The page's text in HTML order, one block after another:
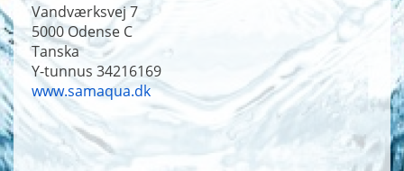
Vandværksvej 7
5000Odense C
Tanska
Y-tunnus 34216169
www.samaqua.dk